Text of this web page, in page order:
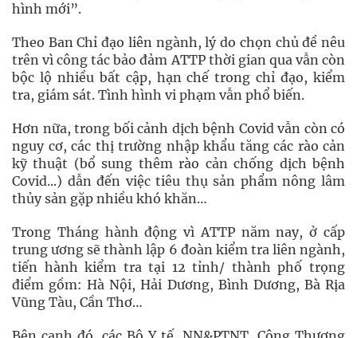
hình mới”.
Theo Ban Chỉ đạo liên ngành, lý do chọn chủ đề nêu
trên vì công tác bảo đảm ATTP thời gian qua vẫn còn
bộc lộ nhiều bất cập, hạn chế trong chỉ đạo, kiểm
tra, giám sát. Tình hình vi phạm vẫn phổ biến.
Hơn nữa, trong bối cảnh dịch bệnh Covid vẫn còn có
nguy cơ, các thị trường nhập khẩu tăng các rào cản
kỹ thuật (bổ sung thêm rào cản chống dịch bệnh
Covid...) dẫn đến việc tiêu thụ sản phẩm nông lâm
thủy sản gặp nhiều khó khăn…
Trong Tháng hành động vì ATTP năm nay, ở cấp
trung ương sẽ thành lập 6 đoàn kiểm tra liên ngành,
tiến hành kiểm tra tại 12 tỉnh/ thành phố trọng
điểm gồm: Hà Nội, Hải Dương, Bình Dương, Bà Rịa
Vũng Tàu, Cần Thơ…